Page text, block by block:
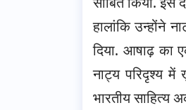
हालांकि उन्होंने
दिया. आषाढ़ का
नाट्य परिदृश्य में
भारतीय साहित्य